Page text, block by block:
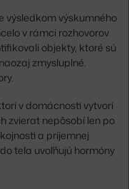
výsledkom výskumného
v rámci rozhovorov
objekty, ktoré sú
zmysluplné.
v domácnosti vytvorí
zvierat nepôsobí len po
a príjemnej
tela uvoľňujú hormóny